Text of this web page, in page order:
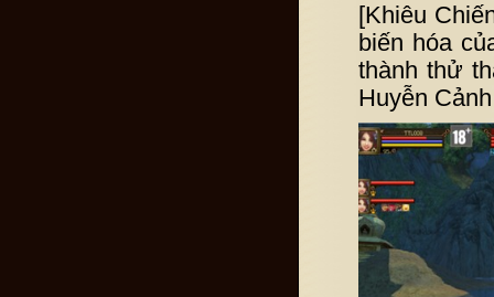
[Khiêu
biến hóa
thành thử
Huyễn